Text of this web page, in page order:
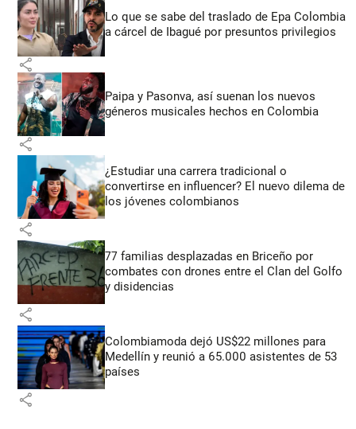
Lo que se sabe del traslado de Epa Colombia
a cárcel de Ibagué por presuntos privilegios
share
Paipa y Pasonva, así suenan los nuevos
géneros musicales hechos en Colombia
share
¿Estudiar una carrera tradicional o
convertirse en influencer? El nuevo dilema de
los jóvenes colombianos
share
77 familias desplazadas en Briceño por
combates con drones entre el Clan del Golfo
y disidencias
share
Colombiamoda dejó US$22 millones para
Medellín y reunió a 65.000 asistentes de 53
países
share